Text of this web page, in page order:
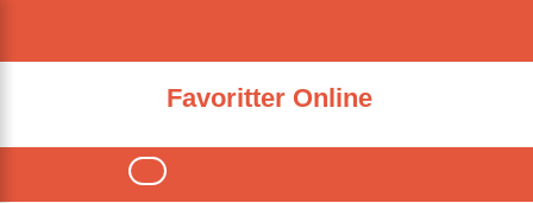
content
Favoritter Online
Open